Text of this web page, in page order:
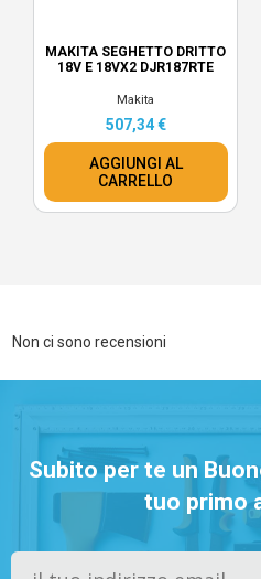
MAKITA SEGHETTO DRITTO
18V E 18VX2 DJR187RTE
Makita
507,34 €
AGGIUNGI AL
CARRELLO
Non ci sono recensioni
Subito per te un
tuo primo